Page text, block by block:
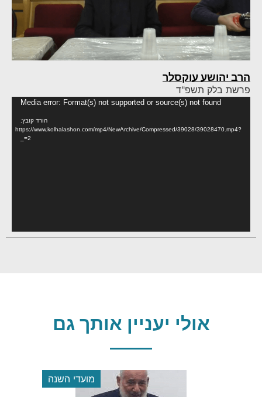
הרב יהושע עוקסלר
פרשת בלק תשפ"ד
Media error: Format(s) not supported or source(s) not found
הורד קובץ:
https://www.kolhalashon.com/mp4/NewArchive/Compressed/39028/39028470.mp4?
_=2
אולי יעניין אותך גם
מועדי השנה